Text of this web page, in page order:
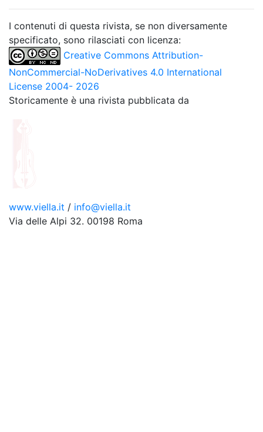
I contenuti di questa rivista, se non diversamente
specificato, sono rilasciati con licenza:
Creative Commons Attribution-
NonCommercial-NoDerivatives 4.0 International
License 2004- 2026
Storicamente è una rivista pubblicata da
www.viella.it / info@viella.it
Via delle Alpi 32. 00198 Roma